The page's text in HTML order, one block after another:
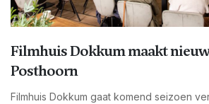
Filmhuis Dokkum maakt
Posthoorn
Filmhuis Dokkum gaat komend seizoen